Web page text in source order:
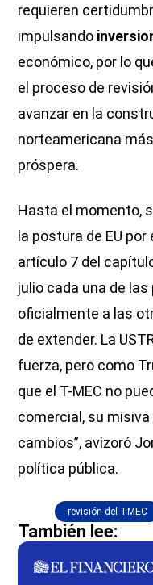
requieren
impulsando
económico, por lo
el proceso de
avanzar en la
norteamericana
próspera.
Hasta el momento,
la postura de EU por
artículo 7 del
julio cada una de
oficialmente a las
de extender. La
fuerza, pero como
que el T-MEC no
comercial, su
cambios”, avizoró
política pública.
revisión del TMEC
También lee: